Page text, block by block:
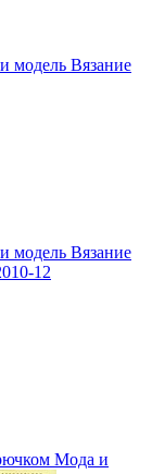
модель Вязание
модель Вязание
12
Мода и